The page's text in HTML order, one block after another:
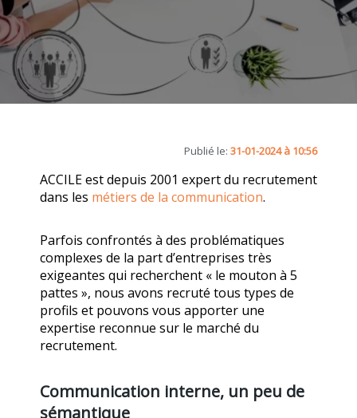
Publié le: 31-01-2024 à 10:56
ACCILE est depuis 2001 expert du recrutement
dans les métiers de la communication.
Parfois confrontés à des problématiques
complexes de la part d’entreprises très
exigeantes qui recherchent « le mouton à 5
pattes », nous avons recruté tous types de
profils et pouvons vous apporter une
expertise reconnue sur le marché du
recrutement.
Communication interne, un peu de
sémantique